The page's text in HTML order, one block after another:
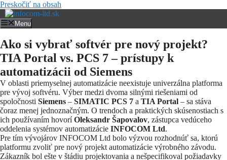
Preskočiť na obsah
Menu
Ako si vybrať softvér pre nový projekt?
TIA Portal vs. PCS 7 – prístupy k
automatizácii od Siemens
V oblasti priemyselnej automatizácie neexistuje univerzálna platforma
pre vývoj softvéru. Výber medzi dvoma silnými riešeniami od
spoločnosti Siemens – SIMATIC PCS 7 a TIA Portal – sa stáva
čoraz menej jednoznačným. O trendoch a praktických skúsenostiach s
ich používaním hovoríOleksandr Šapovalov, zástupca vedúceho
oddelenia systémov automatizácie INFOCOM Ltd.
Pre tím vývojárov INFOCOM Ltd bolo výzvou rozhodnúť sa, ktorú
platformu zvoliť pre nový projekt automatizácie výrobného závodu.
Zákazník bol ešte v štádiu projektovania a nešpecifikoval požiadavky